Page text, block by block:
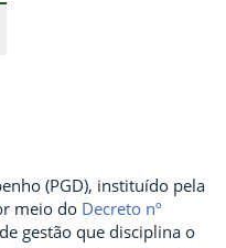
(PGD), instituído pela
meio do Decreto nº
gestão que disciplina o